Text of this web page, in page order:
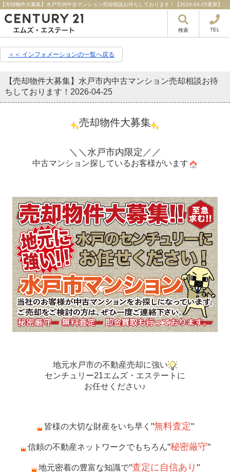
検索 TEL
＜＜ インフォメーションの一覧へ戻る
【売却物件大募集】水戸市内中古マンション売却相談お待
ちしております！ 2026-04-25
売却物件大募集
＼＼水戸市内限定／／
中古マンション探しているお客様がいます
地元水戸市の不動産売却に強い
センチュリー21エムズ・エステートに
お任せください♪
皆様の大切な財産をいち早く "無料査定"
信頼の不動産ネットワークでもちろん"秘密厳守"
地元密着の豊富な知識で"査定に自信あり "